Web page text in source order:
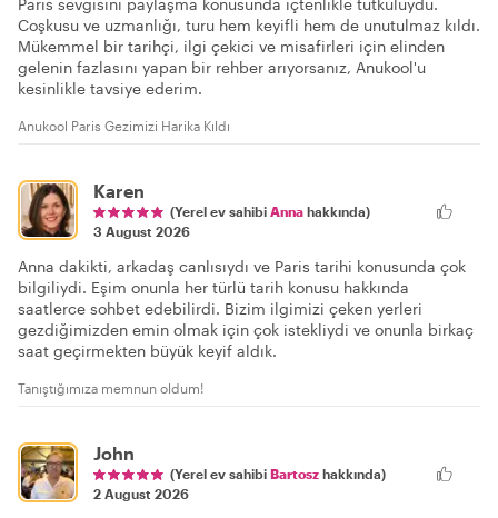
Paris sevgisini paylaşma konusunda içtenlikle tutkuluydu.
Coşkusu ve uzmanlığı, turu hem keyifli hem de unutulmaz kıldı.
Mükemmel bir tarihçi, ilgi çekici ve misafirleri için elinden
gelenin fazlasını yapan bir rehber arıyorsanız, Anukool'u
kesinlikle tavsiye ederim.
Anukool Paris Gezimizi Harika Kıldı
Karen
(Yerel ev sahibi Anna hakkında)
3 August 2026
Anna dakikti, arkadaş canlısıydı ve Paris tarihi konusunda çok
bilgiliydi. Eşim onunla her türlü tarih konusu hakkında
saatlerce sohbet edebilirdi. Bizim ilgimizi çeken yerleri
gezdiğimizden emin olmak için çok istekliydi ve onunla birkaç
saat geçirmekten büyük keyif aldık.
Tanıştığımıza memnun oldum!
John
(Yerel ev sahibi Bartosz hakkında)
2 August 2026